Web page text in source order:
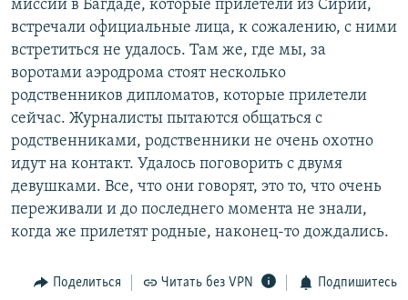
миссии в Багдаде, которые прилетели из Сирии,
встречали официальные лица, к сожалению, с ними
встретиться не удалось. Там же, где мы, за
воротами аэродрома стоят несколько
родственников дипломатов, которые прилетели
сейчас. Журналисты пытаются общаться с
родственниками, родственники не очень охотно
идут на контакт. Удалось поговорить с двумя
девушками. Все, что они говорят, это то, что очень
переживали и до последнего момента не знали,
когда же прилетят родные, наконец-то дождались.
Поделиться Читать без VPN Подпишитесь